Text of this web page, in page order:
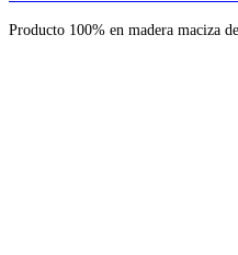
Producto 100% en madera maciza